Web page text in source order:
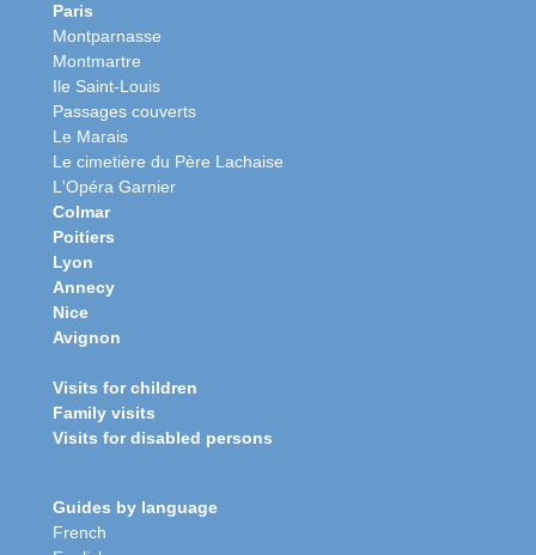
Paris
Montparnasse
Montmartre
Ile Saint-Louis
Passages couverts
Le Marais
Le cimetière du Père Lachaise
L'Opéra Garnier
Colmar
Poitiers
Lyon
Annecy
Nice
Avignon
Visits for children
Family visits
Visits for disabled persons
Guides by language
French